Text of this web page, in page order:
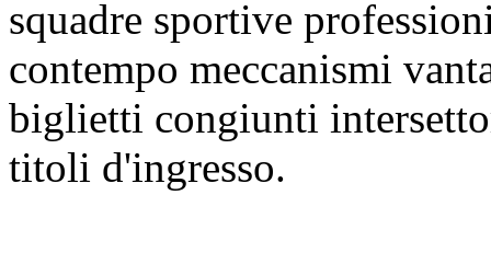
squadre sportive
contempo meccanismi
biglietti congiunti
titoli d'ingresso.